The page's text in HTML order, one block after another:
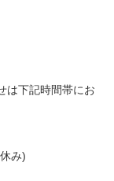
は下記時間帯にお
み)